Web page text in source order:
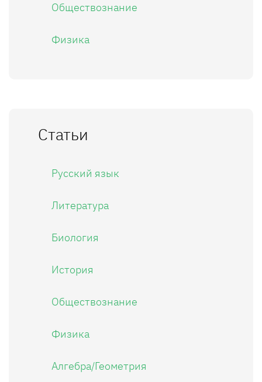
Обществознание
Физика
Статьи
Русский язык
Литература
Биология
История
Обществознание
Физика
Алгебра/Геометрия